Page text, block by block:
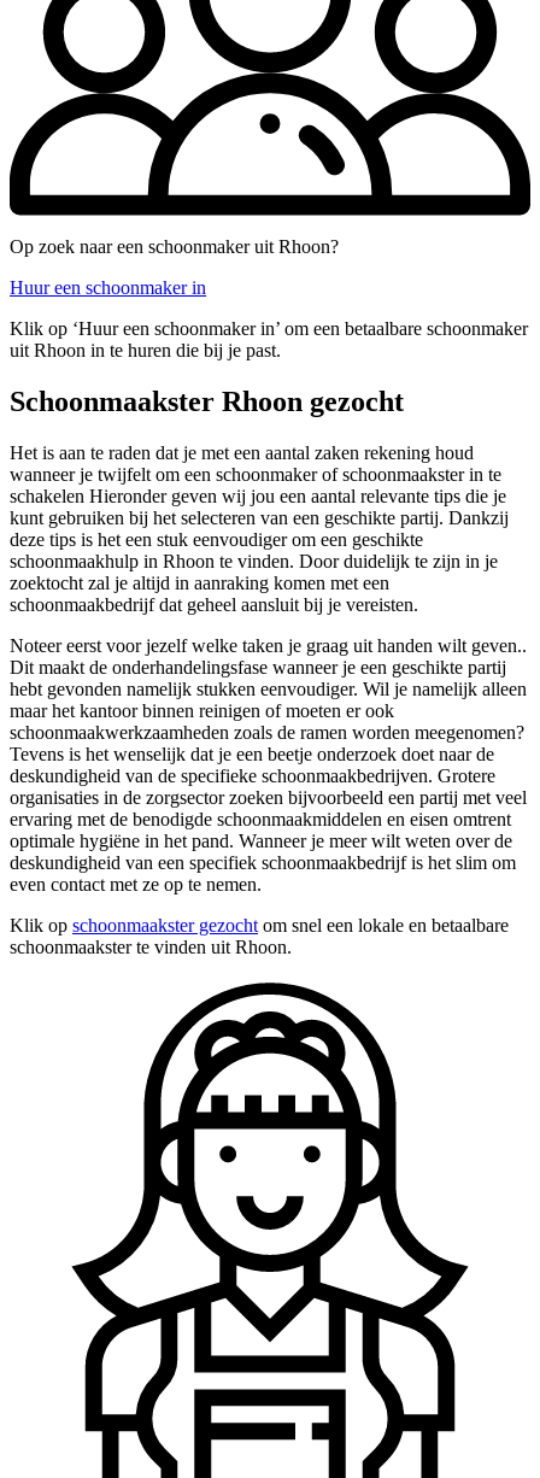
Op zoek naar een schoonmaker uit Rhoon?
Huur een schoonmaker in
Klik op ‘Huur een schoonmaker in’ om een betaalbare schoonmaker
uit Rhoon in te huren die bij je past.
Schoonmaakster Rhoon gezocht
Het is aan te raden dat je met een aantal zaken rekening houd
wanneer je twijfelt om een schoonmaker of schoonmaakster in te
schakelen Hieronder geven wij jou een aantal relevante tips die je
kunt gebruiken bij het selecteren van een geschikte partij. Dankzij
deze tips is het een stuk eenvoudiger om een geschikte
schoonmaakhulp in Rhoon te vinden. Door duidelijk te zijn in je
zoektocht zal je altijd in aanraking komen met een
schoonmaakbedrijf dat geheel aansluit bij je vereisten.
Noteer eerst voor jezelf welke taken je graag uit handen wilt geven..
Dit maakt de onderhandelingsfase wanneer je een geschikte partij
hebt gevonden namelijk stukken eenvoudiger. Wil je namelijk alleen
maar het kantoor binnen reinigen of moeten er ook
schoonmaakwerkzaamheden zoals de ramen worden meegenomen?
Tevens is het wenselijk dat je een beetje onderzoek doet naar de
deskundigheid van de specifieke schoonmaakbedrijven. Grotere
organisaties in de zorgsector zoeken bijvoorbeeld een partij met veel
ervaring met de benodigde schoonmaakmiddelen en eisen omtrent
optimale hygiëne in het pand. Wanneer je meer wilt weten over de
deskundigheid van een specifiek schoonmaakbedrijf is het slim om
even contact met ze op te nemen.
Klik op schoonmaakster gezocht om snel een lokale en betaalbare
schoonmaakster te vinden uit Rhoon.